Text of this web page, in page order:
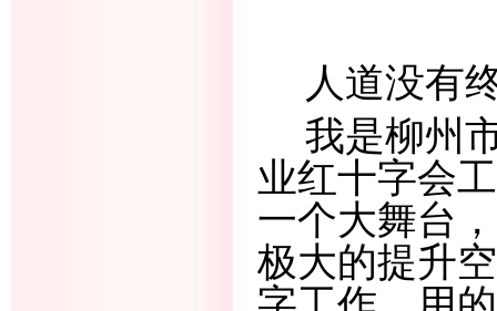
人道没有
我是柳州
业红十字会
一个大舞台
极大的提升